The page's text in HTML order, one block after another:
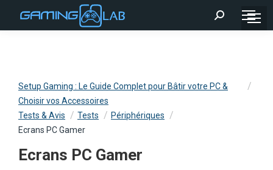
Recherche
Setup Gaming : Le Guide Complet pour Bâtir votre PC &
Choisir vos Accessoires
Tests & Avis
Tests
Périphériques
Ecrans PC Gamer
Ecrans PC Gamer